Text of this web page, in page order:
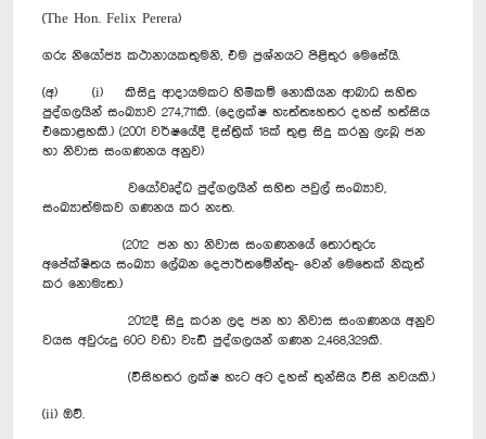
(The Hon. Felix Perera)
ගරු නියෝජ්‍ය කථානායකතුමනි, එම ප්‍රශ්නයට පිළිතුර මෙසේයි.
(අ) (i) කිසිදු ආදායමකට හිමිකම් නොකියන ආබාධ සහිත
පුද්ගලයින් සංඛ්‍යාව 274,711කි. (දෙලක්ෂ හැත්තෑහතර දහස් හත්සිය
එකොළහකි.) (2001 වර්ෂයේදී දිස්ත්‍රික් 18ක් තුළ සිදු කරනු ලැබූ ජන
හා නිවාස සංගණනය අනුව)
වයෝවෘද්ධ පුද්ගලයින් සහිත පවුල් සංඛ්‍යාව,
සංඛ්‍යාත්මකව ගණනය කර නැත.
(2012 ජන හා නිවාස සංගණනයේ තොරතුරු
අපේක්ෂිතය සංඛ්‍යා ලේඛන දෙපාර්තමේන්තු- වෙන් මෙතෙක් නිකුත්
කර නොමැත.)
2012දී සිදු කරන ලද ජන හා නිවාස සංගණනය අනුව
වයස අවුරුදු 60ට වඩා වැඩි පුද්ගලයන් ගණන 2,468,329කි.
(විසිහතර ලක්ෂ හැට අට දහස් තුන්සිය විසි නවයකි.)
(ii) ඔව්.